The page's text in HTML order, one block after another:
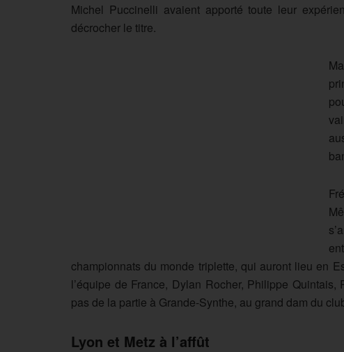
Michel Puccinelli avaient apporté toute leur
décrocher le titre.
championnats du monde triplette, qui auront lieu en
l’équipe de France, Dylan Rocher, Philippe
pas de la partie à Grande-Synthe, au grand dam du
Lyon et Metz à l’affût